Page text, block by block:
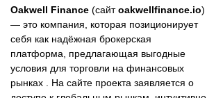
Oakwell Finance (сайтoakwellfinance.io)
— это компания, которая позиционирует
себя как надёжная брокерская
платформа, предлагающая выгодные
условия для торговли на финансовых
рынках . На сайте проекта заявляется о